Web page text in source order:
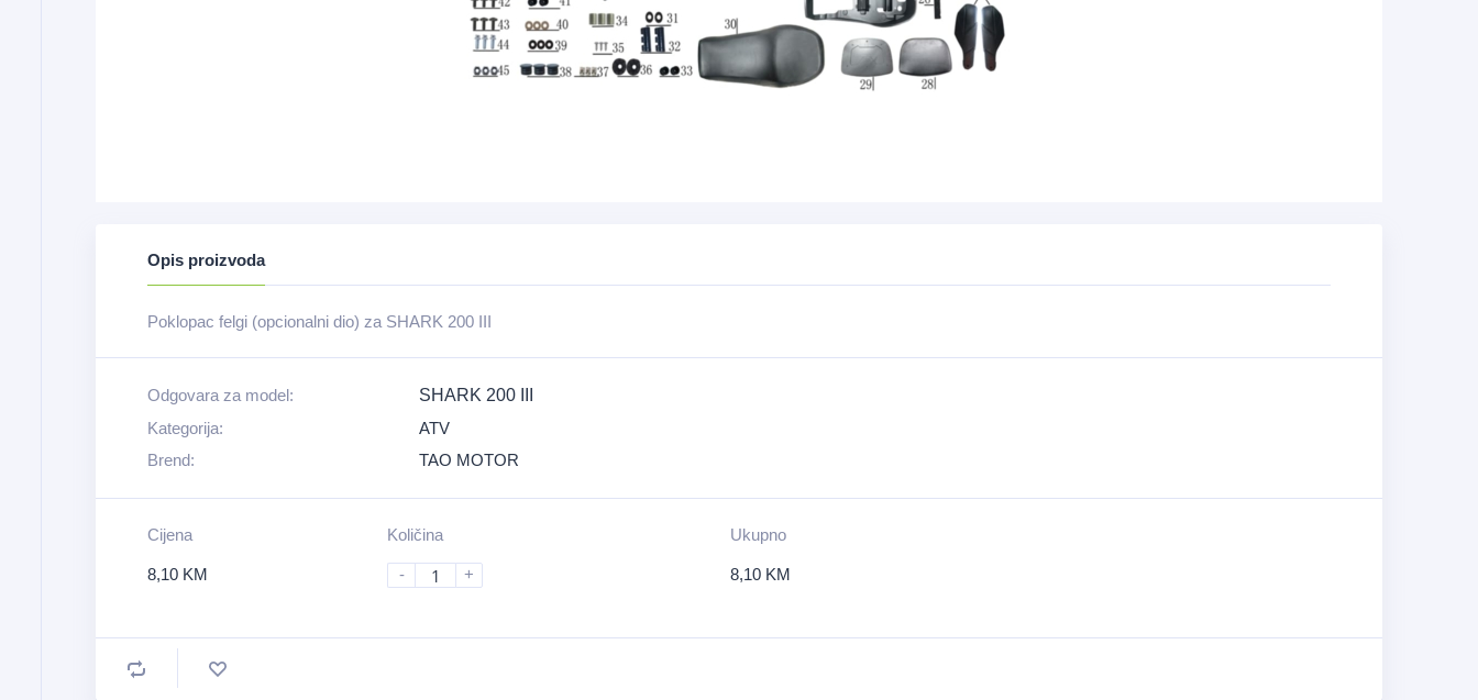
Opis proizvoda
Poklopac felgi (opcionalni dio) za SHARK 200 III
Odgovara za model:
SHARK 200 III
Kategorija:
ATV
Brend:
TAO MOTOR
Cijena
8,10 KM
Količina
- +
Ukupno
8,10 KM